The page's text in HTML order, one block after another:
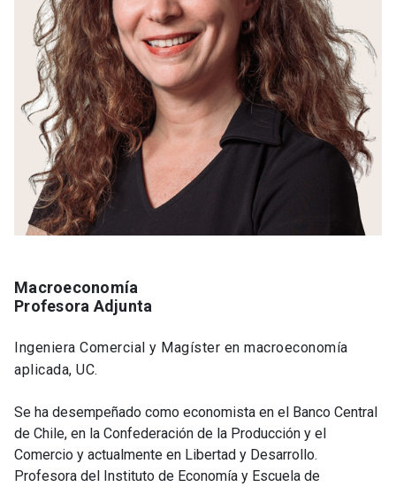
Macroeconomía
Profesora Adjunta
Ingeniera Comercial y Magíster en macroeconomía
aplicada, UC.
Se ha desempeñado como economista en el Banco Central
de Chile, en la Confederación de la Producción y el
Comercio y actualmente en Libertad y Desarrollo.
Profesora del Instituto de Economía y Escuela de